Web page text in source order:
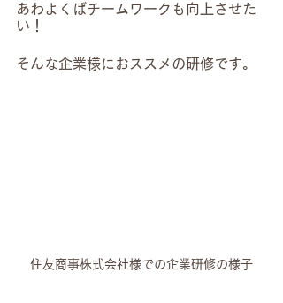
あわよくばチームワークも向上させた
い！
そんな企業様におススメの研修です。
住友商事株式会社様での企業研修の様子